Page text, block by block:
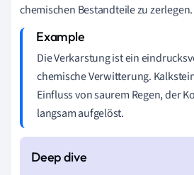
chemischen Bestandteile zu zerlegen.
Die Verkarstung ist ein
chemische Verwitterung.
Einfluss von saurem Regen, der
langsam aufgelöst.